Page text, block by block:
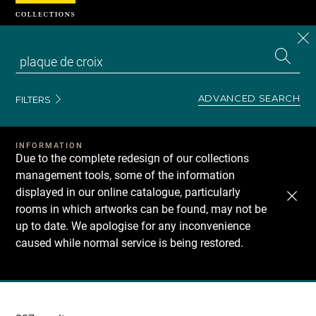
FILTERS ADVANCED SEARCH
INFORMATION
Due to the complete redesign of our collections
management tools, some of the information
displayed in our online catalogue, particularly
rooms in which artworks can be found, may not be
up to date. We apologise for any inconvenience
caused while normal service is being restored.
Recherche
Cookies management panel